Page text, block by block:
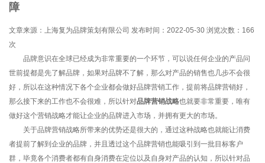
障
文章来源：上海复为品牌策划有限公司 发布时间：2022-05-30 浏览次数： 166
次
品牌意识在全球已经成为非常重要的一个环节，可以说任何企业的产品问
世前提都是先了解品牌，如果对品牌不了解，那么对产品的销售也几步不会很
好，所以在这种情况下各个企业都会做好品牌营销工作，提前将品牌营销好，
那么接下来的工作也不会很难，所以针对品牌营销战略也就要非常重要，唯有
做好这个营销战略才能让企业的品牌进入市场，并拥有更大的市场。
关于品牌营销战略所带来的优势还是很大的，通过这种战略也就能让消费
者提前了解到企业的品牌，并且透过这个品牌营销也能吸引到一批目标客户
群，毕竟各个消费者都有自身消费在定位以及自身对产品的认知，所以针对品